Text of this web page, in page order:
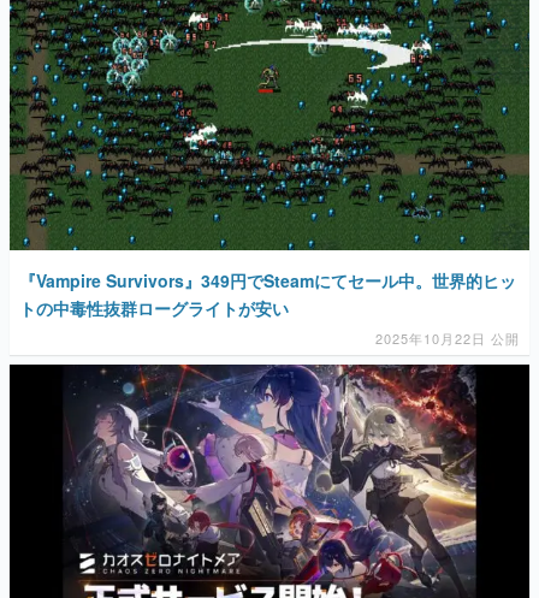
『Vampire Survivors』349円でSteamにてセール中。世界的ヒッ
トの中毒性抜群ローグライトが安い
2025年10月22日 公開